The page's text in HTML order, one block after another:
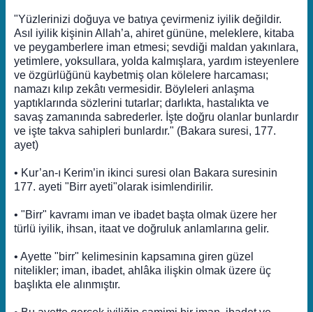
"Yüzlerinizi doğuya ve batıya çevirmeniz iyilik değildir.
Asıl iyilik kişinin Allah’a, ahiret gününe, meleklere, kitaba
ve peygamberlere iman etmesi; sevdiği maldan yakınlara,
yetimlere, yoksullara, yolda kalmışlara, yardım isteyenlere
ve özgürlüğünü kaybetmiş olan kölelere harcaması;
namazı kılıp zekâtı vermesidir. Böyleleri anlaşma
yaptıklarında sözlerini tutarlar; darlıkta, hastalıkta ve
savaş zamanında sabrederler. İşte doğru olanlar bunlardır
ve işte takva sahipleri bunlardır." (Bakara suresi, 177.
ayet)
• Kur’an-ı Kerim’in ikinci suresi olan Bakara suresinin
177. ayeti "Birr ayeti"olarak isimlendirilir.
• "Birr" kavramı iman ve ibadet başta olmak üzere her
türlü iyilik, ihsan, itaat ve doğruluk anlamlarına gelir.
• Ayette "birr" kelimesinin kapsamına giren güzel
nitelikler; iman, ibadet, ahlâka ilişkin olmak üzere üç
başlıkta ele alınmıştır.